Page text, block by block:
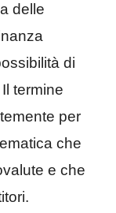
delle
di
termine
per
che
e che